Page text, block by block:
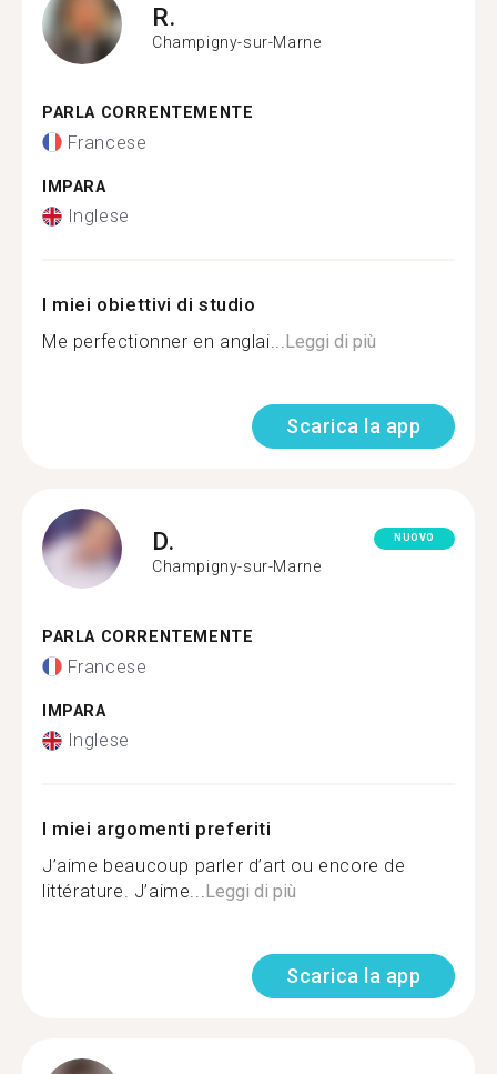
R.
Champigny-sur-Marne
PARLA CORRENTEMENTE
Francese
IMPARA
Inglese
I miei obiettivi di studio
Me perfectionner en anglai...Leggi di più
Scarica la app
D.
Champigny-sur-Marne
NUOVO
PARLA CORRENTEMENTE
Francese
IMPARA
Inglese
I miei argomenti preferiti
J’aime beaucoup parler d’art ou encore de
littérature. J’aime...Leggi di più
Scarica la app